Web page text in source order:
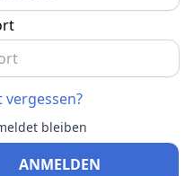
vergessen?
bleiben
ANMELDEN